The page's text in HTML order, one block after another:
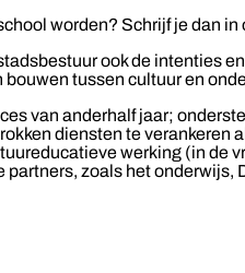
worden? Schrijf je dan in
ook de intenties
tussen cultuur en
van anderhalf jaar;
diensten te
werking (in de
zoals het onderwijs,